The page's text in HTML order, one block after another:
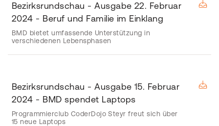
Bezirksrundschau - Ausgabe 22. Februar
2024 - Beruf und Familie im Einklang
BMD bietet umfassende Unterstützung in
verschiedenen Lebensphasen
Bezirksrundschau - Ausgabe 15. Februar
2024 - BMD spendet Laptops
Programmierclub CoderDojo Steyr freut sich über
15 neue Laptops